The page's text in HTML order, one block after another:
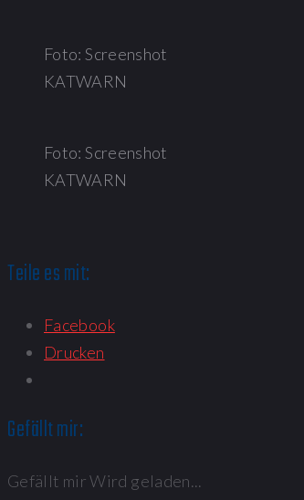
Foto: Screenshot
KATWARN
Foto: Screenshot
KATWARN
Teile es mit:
Facebook
Drucken
Gefällt mir:
Gefällt mirWird geladen...